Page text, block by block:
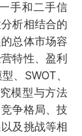
手和二手信
析相结合的
总体市场容
特性、盈利
、SWOT、
模型与方法
争格局、技
及挑战等相